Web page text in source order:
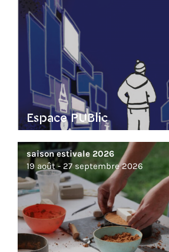
Espace PUBlic
saison estivale 2026
19 août - 27 septembre 2026